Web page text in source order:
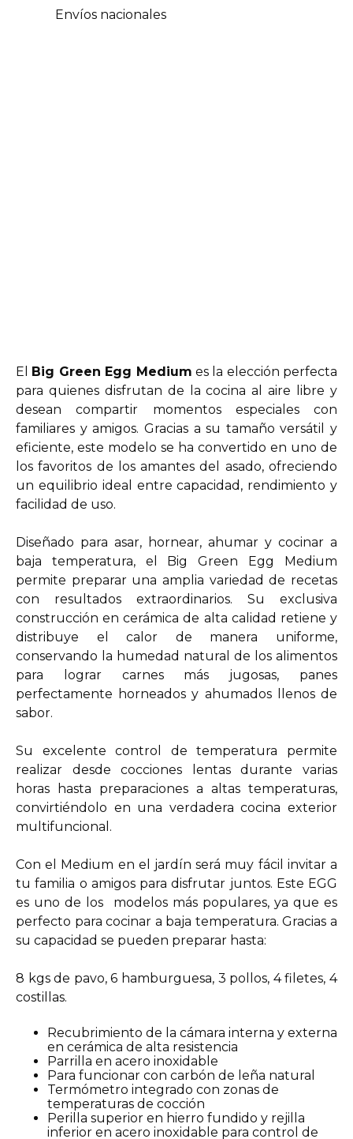
Envíos nacionales
El Big Green Egg Medium es la elección perfecta
para quienes disfrutan de la cocina al aire libre y
desean compartir momentos especiales con
familiares y amigos. Gracias a su tamaño versátil y
eficiente, este modelo se ha convertido en uno de
los favoritos de los amantes del asado, ofreciendo
un equilibrio ideal entre capacidad, rendimiento y
facilidad de uso.
Diseñado para asar, hornear, ahumar y cocinar a
baja temperatura, el Big Green Egg Medium
permite preparar una amplia variedad de recetas
con resultados extraordinarios. Su exclusiva
construcción en cerámica de alta calidad retiene y
distribuye el calor de manera uniforme,
conservando la humedad natural de los alimentos
para lograr carnes más jugosas, panes
perfectamente horneados y ahumados llenos de
sabor.
Su excelente control de temperatura permite
realizar desde cocciones lentas durante varias
horas hasta preparaciones a altas temperaturas,
convirtiéndolo en una verdadera cocina exterior
multifuncional.
Con el Medium en el jardín será muy fácil invitar a
tu familia o amigos para disfrutar juntos. Este EGG
es uno de los modelos más populares, ya que es
perfecto para cocinar a baja temperatura. Gracias a
su capacidad se pueden preparar hasta:
8 kgs de pavo, 6 hamburguesa, 3 pollos, 4 filetes, 4
costillas.
Recubrimiento de la cámara interna y externa
en cerámica de alta resistencia
Parrilla en acero inoxidable
Para funcionar con carbón de leña natural
Termómetro integrado con zonas de
temperaturas de cocción
Perilla superior en hierro fundido y rejilla
inferior en acero inoxidable para control de